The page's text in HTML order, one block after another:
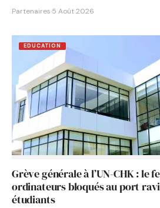
Partenaires·5 Août 2026
EDUCATION
Grève générale à l’UN-CHK : le
ordinateurs bloqués au port
étudiants